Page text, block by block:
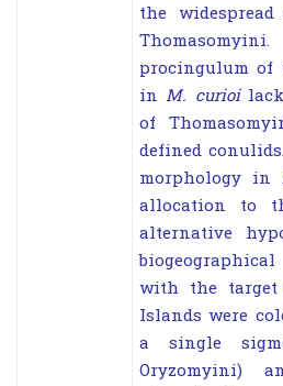
the
procingulum
inM. curioi
of
defined
morphology in
allocation to
alternative
with the target
Islands were
a single
Oryzomyini)